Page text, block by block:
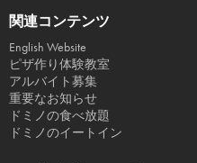
関連コンテンツ
English Website
ピザ作り体験教室
アルバイト募集
重要なお知らせ
ドミノの食べ放題
ドミノのイートイン